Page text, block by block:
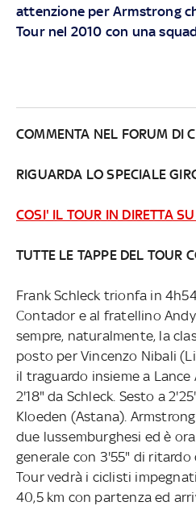
attenzione per Armstrong
Tour nel 2010 con una
COMMENTA NEL FORUM DI
RIGUARDA LO SPECIALE
COSI' IL TOUR IN DIRETTA
TUTTE LE TAPPE DEL TOUR
Frank Schleck trionfa in
Contador e al fratellino
sempre, naturalmente, la
posto per Vincenzo Nibali
il traguardo insieme a
2'18" da Schleck. Sesto a
Kloeden (Astana).
due lussemburghesi ed è
generale con 3'55" di ritardo
Tour vedrà i ciclisti
40,5 km con partenza ed